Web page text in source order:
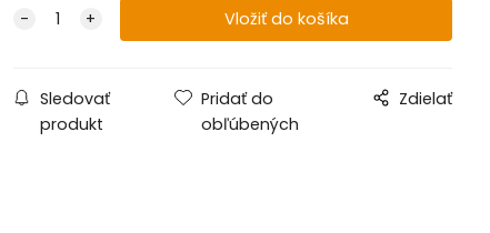
Sledovať
produkt
Pridať do
obľúbených
Zdielať